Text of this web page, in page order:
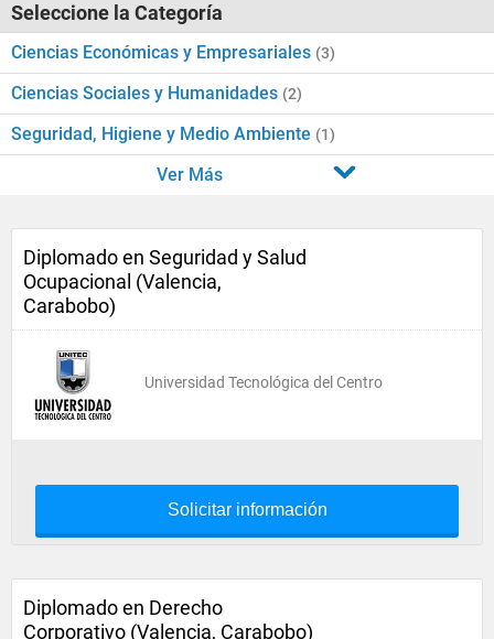
Seleccione la Categoría
Ciencias Económicas y Empresariales (3)
Ciencias Sociales y Humanidades (2)
Seguridad, Higiene y Medio Ambiente (1)
Ver Más
Diplomado en Seguridad y Salud
Ocupacional (Valencia,
Carabobo)
Universidad Tecnológica del Centro
Solicitar información
Diplomado en Derecho
Corporativo (Valencia, Carabobo)